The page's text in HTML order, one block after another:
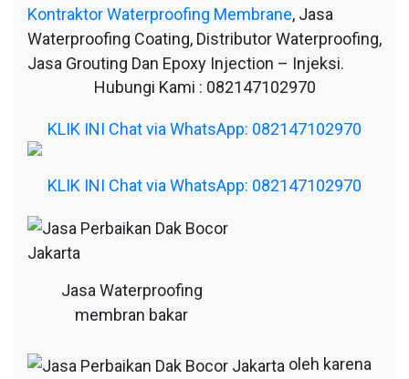
Kontraktor Waterproofing Membrane, Jasa
Waterproofing Coating, Distributor Waterproofing,
Jasa Grouting Dan Epoxy Injection – Injeksi.
Hubungi Kami : 082147102970
KLIK INI Chat via WhatsApp: 082147102970
KLIK INI Chat via WhatsApp: 082147102970
Jasa Waterproofing
membran bakar
oleh karena